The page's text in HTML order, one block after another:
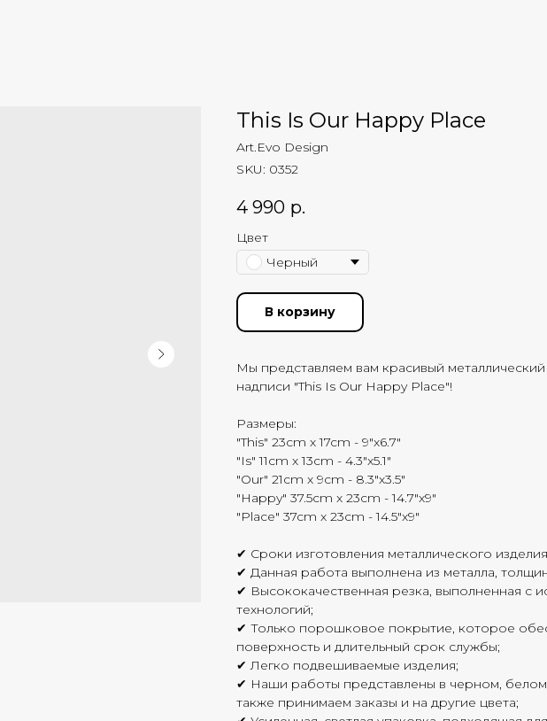
This Is Our Happy Place
Art.Evo Design
SKU: 0352
4 990 р.
Цвет
Черный
В корзину
Мы представляем вам красивый
надписи "This Is Our Happy Place"!
Размеры:
"This" 23cm x 17cm - 9"x6.7"
"Is" 11cm x 13cm - 4.3"x5.1"
"Our" 21cm x 9cm - 8.3"x3.5"
"Happy" 37.5cm x 23cm - 14.7"x9"
"Place" 37cm x 23cm - 14.5"x9"
✔ Сроки изготовления металлического
✔ Данная работа выполнена из металла,
✔ Высококачественная резка, выполненная с
технологий;
✔ Только порошковое покрытие, которое
поверхность и длительный срок службы;
✔ Легко подвешиваемые изделия;
✔ Наши работы представлены в черном,
также принимаем заказы и на другие цвета;